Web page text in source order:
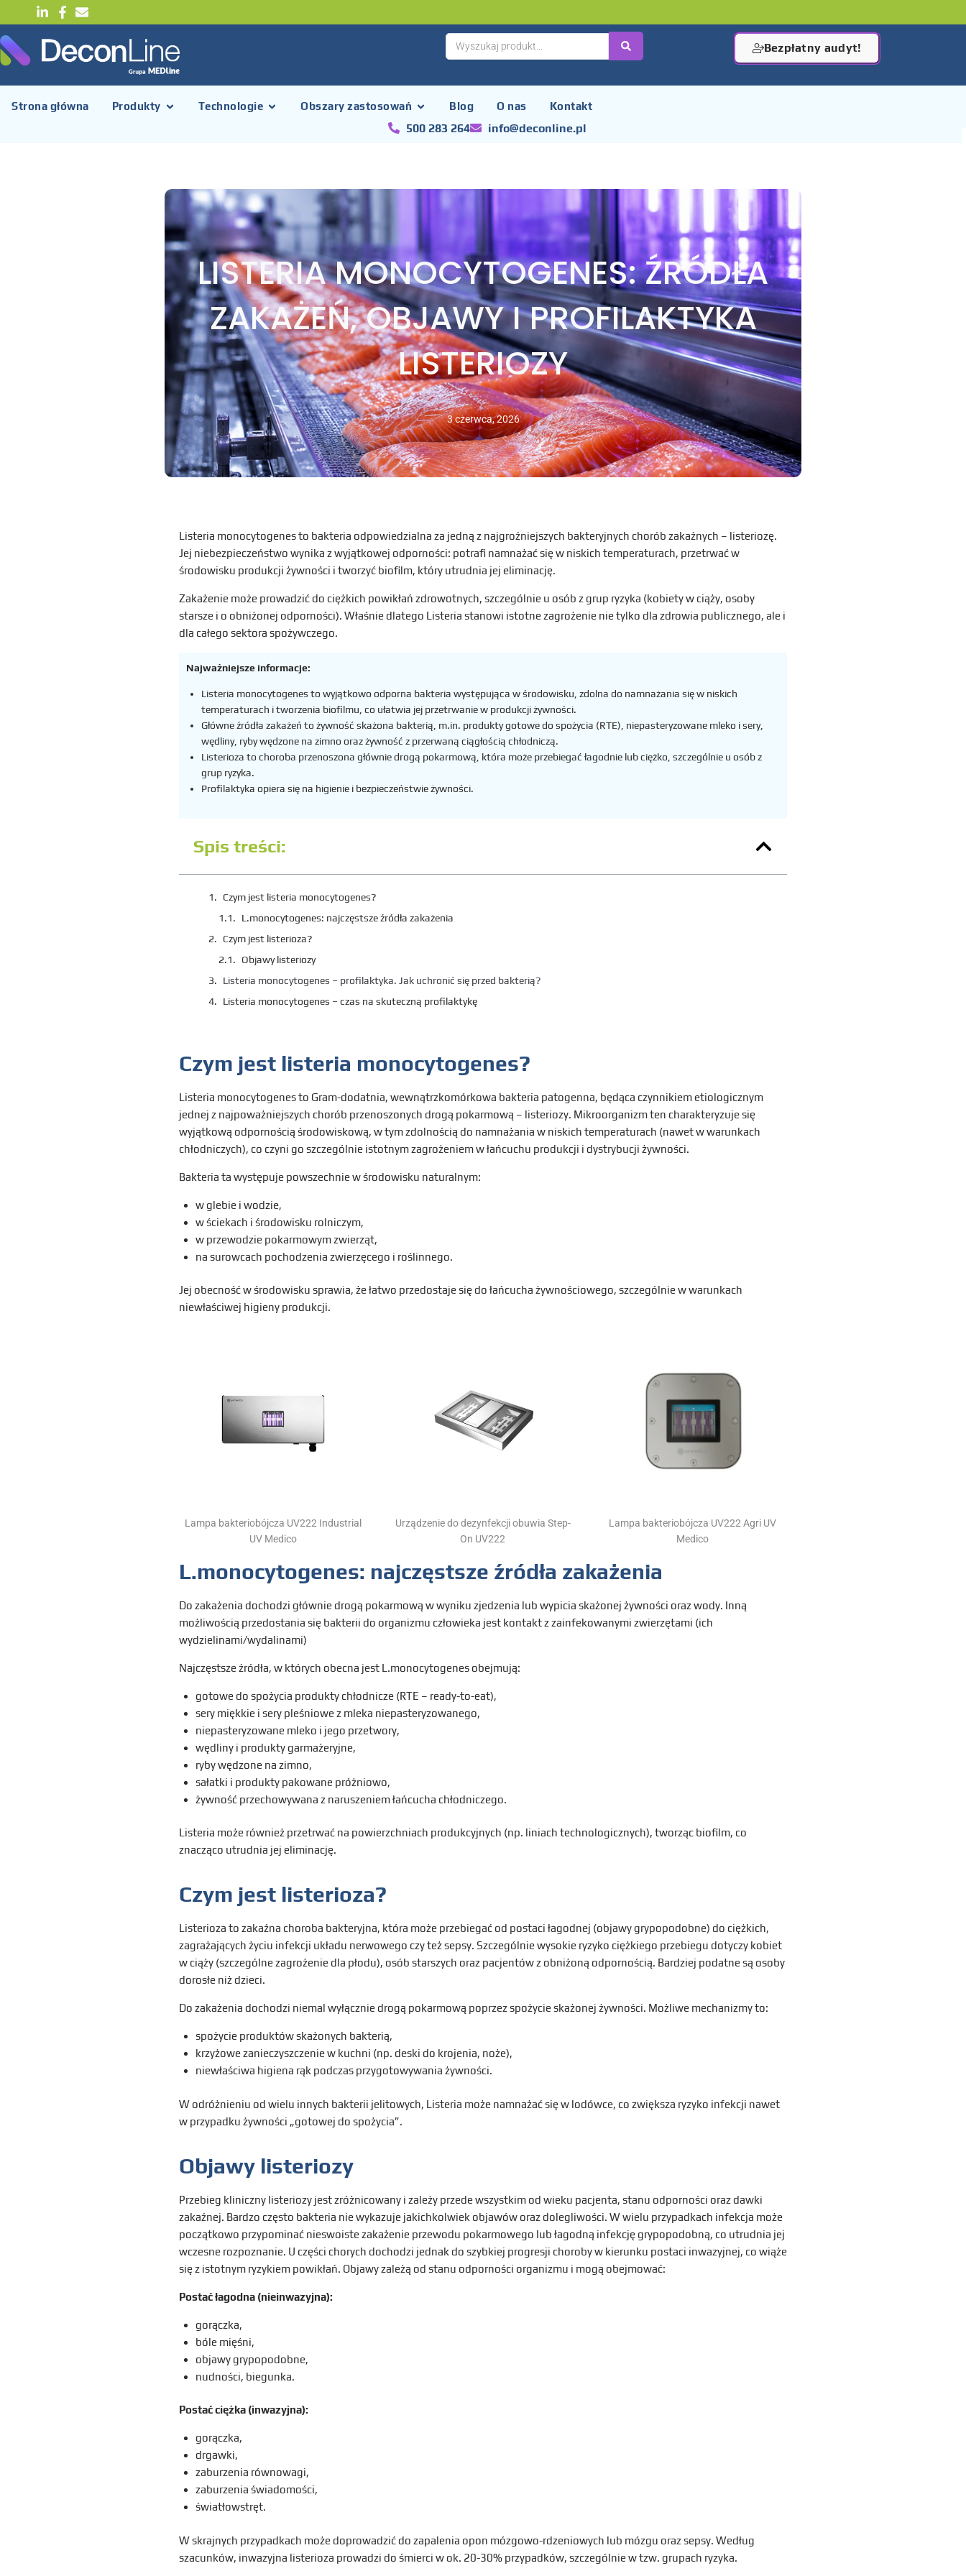
Bezpłatny audyt!
Strona główna Produkty Technologie Obszary zastosowań Blog O nas Kontakt
500 283 264 info@deconline.pl
LISTERIA MONOCYTOGENES: ŹRÓDŁA
ZAKAŻEŃ, OBJAWY I PROFILAKTYKA
LISTERIOZY
3 czerwca, 2026
Listeria monocytogenes to bakteria odpowiedzialna za jedną z najgroźniejszych bakteryjnych chorób zakaźnych – listeriozę.
Jej niebezpieczeństwo wynika z wyjątkowej odporności: potrafi namnażać się w niskich temperaturach, przetrwać w
środowisku produkcji żywności i tworzyć biofilm, który utrudnia jej eliminację.
Zakażenie może prowadzić do ciężkich powikłań zdrowotnych, szczególnie u osób z grup ryzyka (kobiety w ciąży, osoby
starsze i o obniżonej odporności). Właśnie dlatego Listeria stanowi istotne zagrożenie nie tylko dla zdrowia publicznego, ale i
dla całego sektora spożywczego.
Najważniejsze informacje:
Listeria monocytogenes to wyjątkowo odporna bakteria występująca w środowisku, zdolna do namnażania się w niskich
temperaturach i tworzenia biofilmu, co ułatwia jej przetrwanie w produkcji żywności.
Główne źródła zakażeń to żywność skażona bakterią, m.in. produkty gotowe do spożycia (RTE), niepasteryzowane mleko i sery,
wędliny, ryby wędzone na zimno oraz żywność z przerwaną ciągłością chłodniczą.
Listerioza to choroba przenoszona głównie drogą pokarmową, która może przebiegać łagodnie lub ciężko, szczególnie u osób z
grup ryzyka.
Profilaktyka opiera się na higienie i bezpieczeństwie żywności.
Spis treści:
Czym jest listeria monocytogenes?
L.monocytogenes: najczęstsze źródła zakażenia
Czym jest listerioza?
Objawy listeriozy
Listeria monocytogenes – profilaktyka. Jak uchronić się przed bakterią?
Listeria monocytogenes – czas na skuteczną profilaktykę
Czym jest listeria monocytogenes?
Listeria monocytogenes to Gram-dodatnia, wewnątrzkomórkowa bakteria patogenna, będąca czynnikiem etiologicznym
jednej z najpoważniejszych chorób przenoszonych drogą pokarmową – listeriozy. Mikroorganizm ten charakteryzuje się
wyjątkową odpornością środowiskową, w tym zdolnością do namnażania w niskich temperaturach (nawet w warunkach
chłodniczych), co czyni go szczególnie istotnym zagrożeniem w łańcuchu produkcji i dystrybucji żywności.
Bakteria ta występuje powszechnie w środowisku naturalnym:
w glebie i wodzie,
w ściekach i środowisku rolniczym,
w przewodzie pokarmowym zwierząt,
na surowcach pochodzenia zwierzęcego i roślinnego.
Jej obecność w środowisku sprawia, że łatwo przedostaje się do łańcucha żywnościowego, szczególnie w warunkach
niewłaściwej higieny produkcji.
Lampa bakteriobójcza UV222 Industrial
UV Medico
Urządzenie do dezynfekcji obuwia Step-
On UV222
Lampa bakteriobójcza UV222 Agri UV
Medico
L.monocytogenes: najczęstsze źródła zakażenia
Do zakażenia dochodzi głównie drogą pokarmową w wyniku zjedzenia lub wypicia skażonej żywności oraz wody. Inną
możliwością przedostania się bakterii do organizmu człowieka jest kontakt z zainfekowanymi zwierzętami (ich
wydzielinami/wydalinami)
Najczęstsze źródła, w których obecna jest L.monocytogenes obejmują:
gotowe do spożycia produkty chłodnicze (RTE – ready-to-eat),
sery miękkie i sery pleśniowe z mleka niepasteryzowanego,
niepasteryzowane mleko i jego przetwory,
wędliny i produkty garmażeryjne,
ryby wędzone na zimno,
sałatki i produkty pakowane próżniowo,
żywność przechowywana z naruszeniem łańcucha chłodniczego.
Listeria może również przetrwać na powierzchniach produkcyjnych (np. liniach technologicznych), tworząc biofilm, co
znacząco utrudnia jej eliminację.
Czym jest listerioza?
Listerioza to zakaźna choroba bakteryjna, która może przebiegać od postaci łagodnej (objawy grypopodobne) do ciężkich,
zagrażających życiu infekcji układu nerwowego czy też sepsy. Szczególnie wysokie ryzyko ciężkiego przebiegu dotyczy kobiet
w ciąży (szczególne zagrożenie dla płodu), osób starszych oraz pacjentów z obniżoną odpornością. Bardziej podatne są osoby
dorosłe niż dzieci.
Do zakażenia dochodzi niemal wyłącznie drogą pokarmową poprzez spożycie skażonej żywności. Możliwe mechanizmy to:
spożycie produktów skażonych bakterią,
krzyżowe zanieczyszczenie w kuchni (np. deski do krojenia, noże),
niewłaściwa higiena rąk podczas przygotowywania żywności.
W odróżnieniu od wielu innych bakterii jelitowych, Listeria może namnażać się w lodówce, co zwiększa ryzyko infekcji nawet
w przypadku żywności „gotowej do spożycia”.
Objawy listeriozy
Przebieg kliniczny listeriozy jest zróżnicowany i zależy przede wszystkim od wieku pacjenta, stanu odporności oraz dawki
zakaźnej. Bardzo często bakteria nie wykazuje jakichkolwiek objawów oraz dolegliwości. W wielu przypadkach infekcja może
początkowo przypominać nieswoiste zakażenie przewodu pokarmowego lub łagodną infekcję grypopodobną, co utrudnia jej
wczesne rozpoznanie. U części chorych dochodzi jednak do szybkiej progresji choroby w kierunku postaci inwazyjnej, co wiąże
się z istotnym ryzykiem powikłań. Objawy zależą od stanu odporności organizmu i mogą obejmować:
Postać łagodna (nieinwazyjna):
gorączka,
bóle mięśni,
objawy grypopodobne,
nudności, biegunka.
Postać ciężka (inwazyjna):
gorączka,
drgawki,
zaburzenia równowagi,
zaburzenia świadomości,
światłowstręt.
W skrajnych przypadkach może doprowadzić do zapalenia opon mózgowo-rdzeniowych lub mózgu oraz sepsy. Według
szacunków, inwazyjna listerioza prowadzi do śmierci w ok. 20-30% przypadków, szczególnie w tzw. grupach ryzyka.